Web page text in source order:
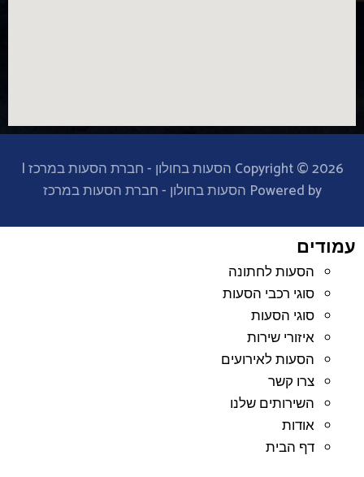
Copyright © 2026 הסעות בחולון - חברת הסעות במרכז |
Powered by הסעות בחולון - חברת הסעות במרכז
עמודים
הסעות לחתונה
סוגי רכבי הסעות
סוגי הסעות
איזורי שירות
הסעות לאירועים
צרו קשר
השירותים שלנו
אודות
דף הבית